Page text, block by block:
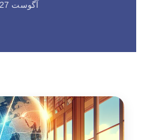
آگوست 27, 2025